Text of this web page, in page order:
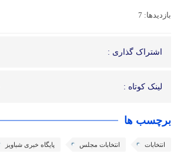
بازدیدها: 7
اشتراک گذاری :
لینک کوتاه :
برچسب ها
انتخابات انتخابات مجلس پایگاه خبری شباویز